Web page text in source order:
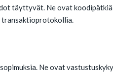
täyttyvät. Ne ovat
transaktioprotokollia.
Ne ovat